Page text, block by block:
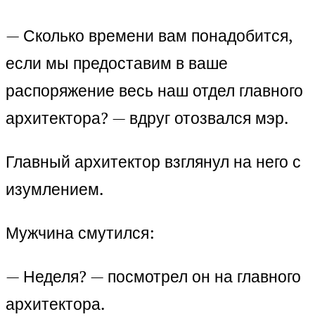
— Сколько времени вам понадобится,
если мы предоставим в ваше
распоряжение весь наш отдел главного
архитектора? — вдруг отозвался мэр.
Главный архитектор взглянул на него с
изумлением.
Мужчина смутился:
— Неделя? — посмотрел он на главного
архитектора.